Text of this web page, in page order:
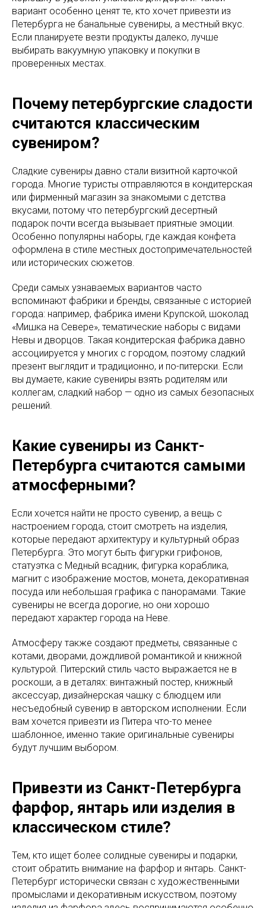
вариант особенно ценят те, кто хочет привезти из
Петербурга не банальные сувениры, а местный вкус.
Если планируете везти продукты далеко, лучше
выбирать вакуумную упаковку и покупки в
проверенных местах.
Почему петербургские сладости
считаются классическим
сувениром?
Сладкие сувениры давно стали визитной карточкой
города. Многие туристы отправляются в кондитерская
или фирменный магазин за знакомыми с детства
вкусами, потому что петербургский десертный
подарок почти всегда вызывает приятные эмоции.
Особенно популярны наборы, где каждая конфета
оформлена в стиле местных достопримечательностей
или исторических сюжетов.
Среди самых узнаваемых вариантов часто
вспоминают фабрики и бренды, связанные с историей
города: например, фабрика имени Крупской, шоколад
«Мишка на Севере», тематические наборы с видами
Невы и дворцов. Такая кондитерская фабрика давно
ассоциируется у многих с городом, поэтому сладкий
презент выглядит и традиционно, и по-питерски. Если
вы думаете, какие сувениры взять родителям или
коллегам, сладкий набор — одно из самых безопасных
решений.
Какие сувениры из Санкт-
Петербурга считаются самыми
атмосферными?
Если хочется найти не просто сувенир, а вещь с
настроением города, стоит смотреть на изделия,
которые передают архитектуру и культурный образ
Петербурга. Это могут быть фигурки грифонов,
статуэтка с Медный всадник, фигурка кораблика,
магнит с изображение мостов, монета, декоративная
посуда или небольшая графика с панорамами. Такие
сувениры не всегда дорогие, но они хорошо
передают характер города на Неве.
Атмосферу также создают предметы, связанные с
котами, дворами, дождливой романтикой и книжной
культурой. Питерский стиль часто выражается не в
роскоши, а в деталях: винтажный постер, книжный
аксессуар, дизайнерская чашку с блюдцем или
несъедобный сувенир в авторском исполнении. Если
вам хочется привезти из Питера что-то менее
шаблонное, именно такие оригинальные сувениры
будут лучшим выбором.
Привезти из Санкт-Петербурга
фарфор, янтарь или изделия в
классическом стиле?
Тем, кто ищет более солидные сувениры и подарки,
стоит обратить внимание на фарфор и янтарь. Санкт-
Петербург исторически связан с художественными
промыслами и декоративным искусством, поэтому